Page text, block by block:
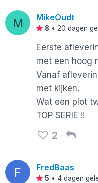
M MikeOudt
8 • 20 dagen
Eerste
met een hoog
Vanaf
met kijken.
Wat een plot
TOP SERIE !!
2
F FredBaas
5 • 4 dagen